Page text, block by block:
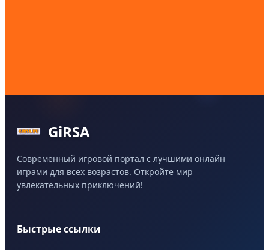
GiRSA
Современный игровой портал с лучшими онлайн
играми для всех возрастов. Откройте мир
увлекательных приключений!
Быстрые ссылки